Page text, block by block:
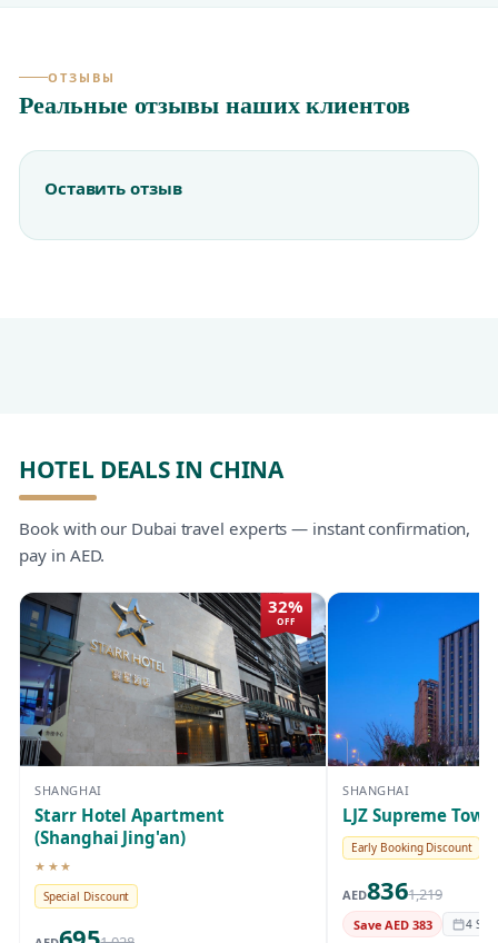
ОТЗЫВЫ
Реальные отзывы наших клиентов
Оставить отзыв
HOTEL DEALS IN CHINA
Book with our Dubai travel experts — instant confirmation,
pay in AED.
32%
OFF
SHANGHAI
Starr Hotel Apartment
(Shanghai Jing'an)
★★★
3-star hotel
Special Discount
SHANGHAI
LJZ Supreme
Early Booking Discount
AED8361,219
Save AED 383 4 Sep